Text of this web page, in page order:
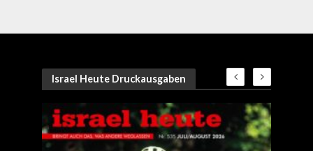
Israel Heute Druckausgaben